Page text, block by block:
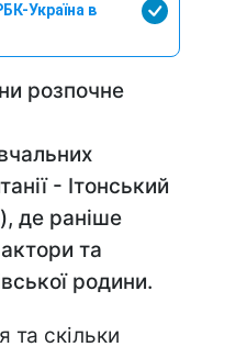
Україна в
розпочне
- Ітонський
де раніше
та
родини.
та скільки